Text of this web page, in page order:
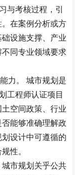
与考核过程，引
在案例分析或方
设施支撑、产业
同专业领域要求
力。
城市规划是
工程师认证项目
空间政策、行业
能够准确理解政
设计中可遵循的
性。
城市规划关乎公共